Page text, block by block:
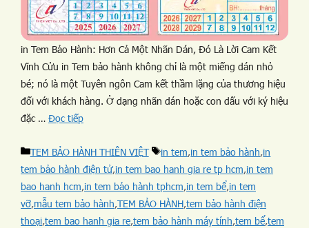
in Tem Bảo Hành: Hơn Cả Một Nhãn Dán, Đó Là Lời Cam Kết
Vĩnh Cửu in Tem bảo hành không chỉ là một miếng dán nhỏ
bé; nó là một Tuyên ngôn Cam kết thầm lặng của thương hiệu
đối với khách hàng. Ở dạng nhãn dán hoặc con dấu với ký hiệu
đặc … Đọc tiếp
TEM BẢO HÀNH THIÊN VIỆT in tem,in tem bảo hành,in
tem bảo hành điện tử,in tem bao hanh gia re tp hcm,in tem
bao hanh hcm,in tem bảo hành tphcm,in tem bể,in tem
vỡ,mẫu tem bảo hành,TEM BẢO HÀNH,tem bảo hành điện
thoại,tem bao hanh gia re,tem bảo hành máy tính,tem bể,tem